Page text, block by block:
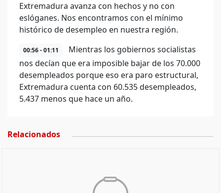
Extremadura avanza con hechos y no con
eslóganes. Nos encontramos con el mínimo
histórico de desempleo en nuestra región.
00:56 - 01:11
Mientras los gobiernos socialistas
nos decían que era imposible bajar de los 70.000
desempleados porque eso era paro estructural,
Extremadura cuenta con 60.535 desempleados,
5.437 menos que hace un año.
Relacionados